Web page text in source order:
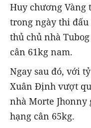
Huy chương
trong ngày thi
thủ chủ nhà
cân 61kg nam.
Ngay sau đó, với
Xuân Định vượt
nhà Morte Jhonny
hạng cân 65kg.